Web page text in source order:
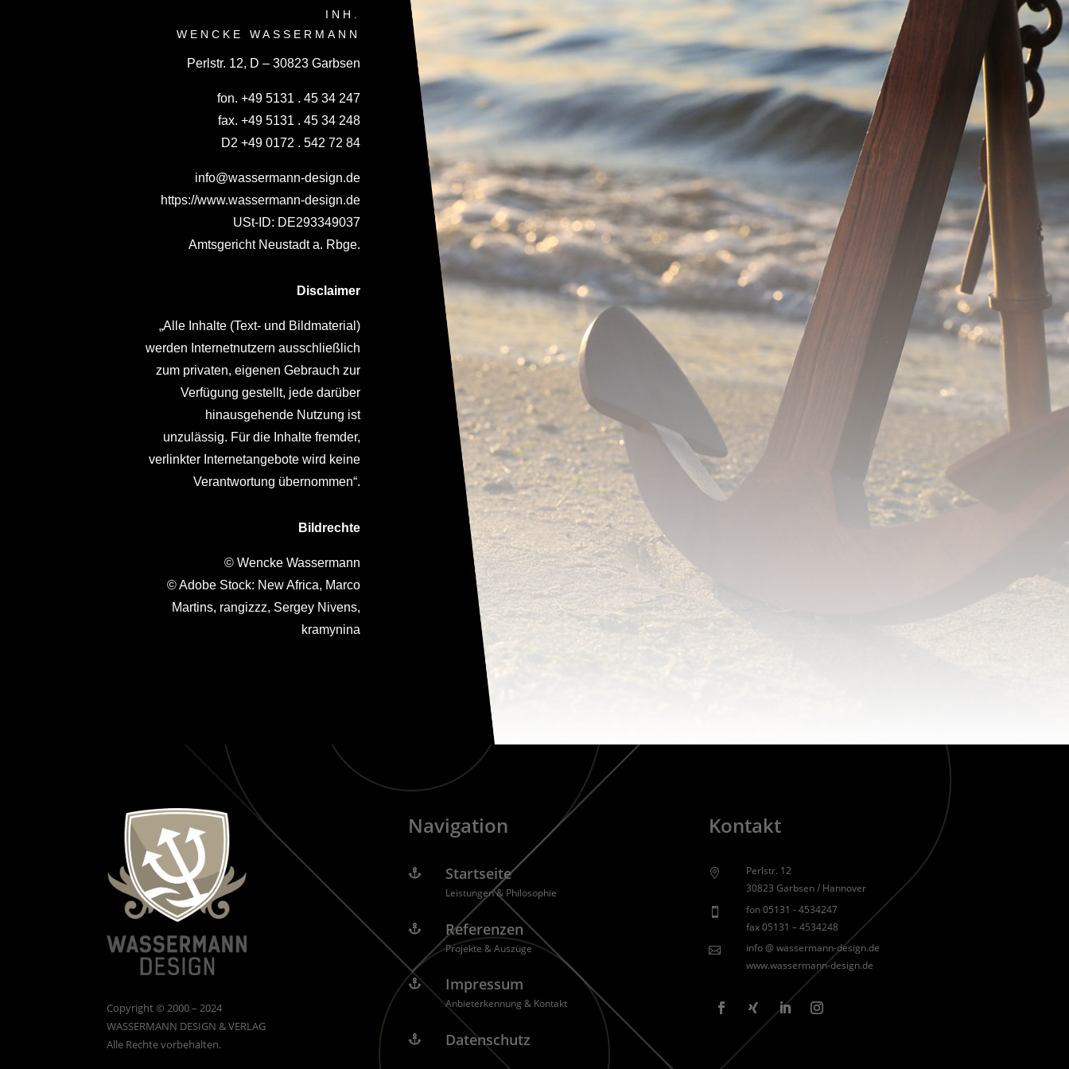
INH.
WENCKE WASSERMANN
Perlstr. 12, D – 30823 Garbsen
fon. +49 5131 . 45 34 247
fax. +49 5131 . 45 34 248
D2 +49 0172 . 542 72 84
info@wassermann-design.de
https://www.wassermann-design.de
USt-ID: DE293349037
Amtsgericht Neustadt a. Rbge.
Disclaimer
„Alle Inhalte (Text- und Bildmaterial)
werden Internetnutzern ausschließlich
zum privaten, eigenen Gebrauch zur
Verfügung gestellt, jede darüber
hinausgehende Nutzung ist
unzulässig. Für die Inhalte fremder,
verlinkter Internetangebote wird keine
Verantwortung übernommen“.
Bildrechte
© Wencke Wassermann
© Adobe Stock: New Africa, Marco
Martins, rangizzz, Sergey Nivens,
kramynina
Copyright © 2000 – 2024
WASSERMANN DESIGN & VERLAG
Alle Rechte vorbehalten.
Navigation
 Startseite
Leistungen & Philosophie
 Referenzen
Projekte & Auszüge
 Impressum
Anbieterkennung & Kontakt
 Datenschutz
Kontakt

Perlstr. 12
30823 Garbsen / Hannover

fon 05131 - 4534247
fax 05131 – 4534248

info @ wassermann-design.de
www.wassermann-design.de